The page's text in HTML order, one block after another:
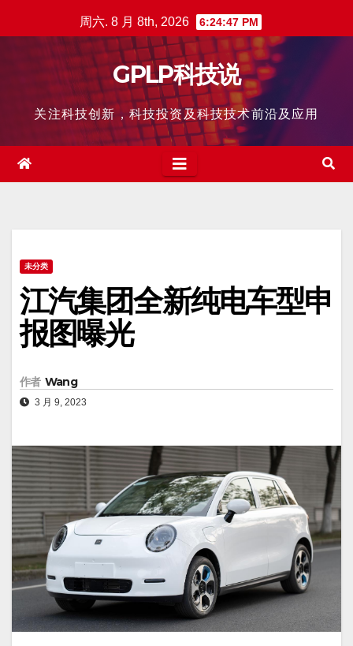
至
周六. 8 月 8th, 2026 6:24:48 PM
GPLP科技说
关注科技创新，科技投资及科技技术前沿及应用
未分类
江汽集团全新纯电车型申
报图曝光
作者 Wang
3 月 9, 2023